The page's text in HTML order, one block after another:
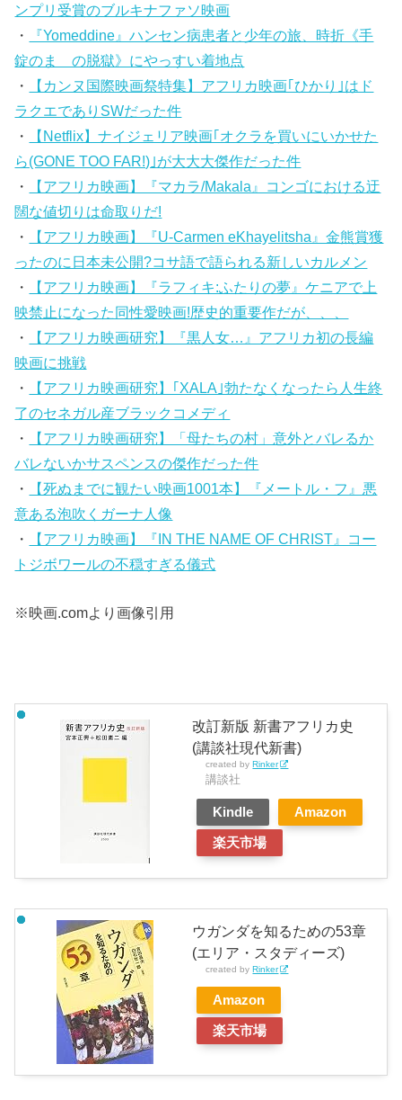
ンプリ受賞のブルキナファソ映画
・
『Yomeddine』ハンセン病患者と少年の旅、時折《手
錠のまゝの脱獄》にやっすい着地点
・
【カンヌ国際映画祭特集】アフリカ映画｢ひかり｣はド
ラクエでありSWだった件
・
【Netflix】ナイジェリア映画｢オクラを買いにいかせた
ら(GONE TOO FAR!)｣が大大大傑作だった件
・
【アフリカ映画】『マカラ/Makala』コンゴにおける迂
闊な値切りは命取りだ!
・
【アフリカ映画】『U-Carmen eKhayelitsha』金熊賞獲
ったのに日本未公開?コサ語で語られる新しいカルメン
・
【アフリカ映画】『ラフィキ:ふたりの夢』ケニアで上
映禁止になった同性愛映画!歴史的重要作だが、、、
・
【アフリカ映画研究】『黒人女…』アフリカ初の長編
映画に挑戦
・
【アフリカ映画研究】｢XALA｣勃たなくなったら人生終
了のセネガル産ブラックコメディ
・
【アフリカ映画研究】「母たちの村」意外とバレるか
バレないかサスペンスの傑作だった件
・
【死ぬまでに観たい映画1001本】『メートル・フ』悪
意ある泡吹くガーナ人像
・
【アフリカ映画】『IN THE NAME OF CHRIST』コー
トジボワールの不穏すぎる儀式
※映画.comより画像引用
改訂新版 新書アフリカ史
(講談社現代新書)
created by Rinker
講談社
Kindle Amazon
楽天市場
ウガンダを知るための53章
(エリア・スタディーズ)
created byRinker
Amazon
楽天市場